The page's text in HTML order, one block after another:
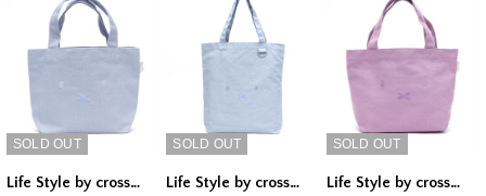
SOLD OUT
Life Style by cross
SOLD OUT
Life Style by cross
SOLD OUT
Life Style by cross